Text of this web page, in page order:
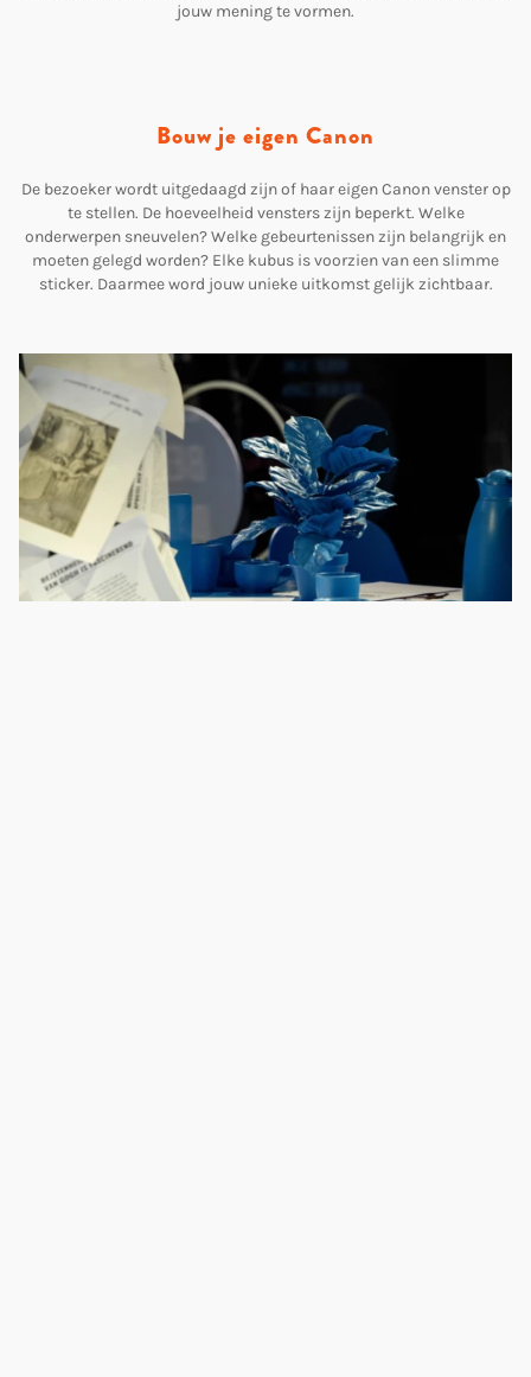
jouw mening te vormen.
Bouw je eigen Canon
De bezoeker wordt uitgedaagd zijn of haar eigen Canon venster op
te stellen. De hoeveelheid vensters zijn beperkt. Welke
onderwerpen sneuvelen? Welke gebeurtenissen zijn belangrijk en
moeten gelegd worden? Elke kubus is voorzien van een slimme
sticker. Daarmee word jouw unieke uitkomst gelijk zichtbaar.